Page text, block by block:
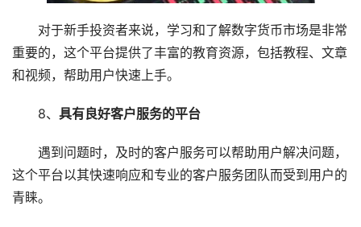
对于新手投资者来说，学习和了解数字货币市场是非常
重要的，这个平台提供了丰富的教育资源，包括教程、文章
和视频，帮助用户快速上手。
8、 具有良好客户服务的平台
遇到问题时，及时的客户服务可以帮助用户解决问题，
这个平台以其快速响应和专业的客户服务团队而受到用户的
青睐。